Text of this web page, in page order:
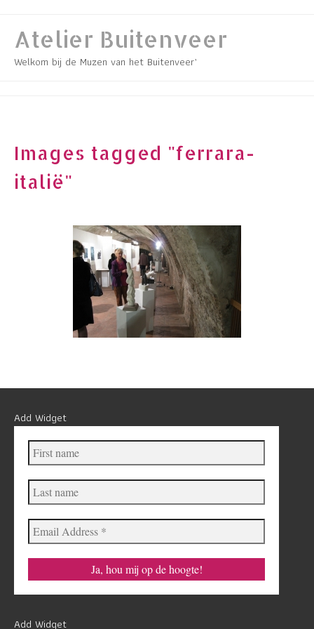
contentAtelier Buitenveer
Welkom bij de Muzen van het Buitenveer’
Images tagged "ferrara-
italië"
Add Widget
First
name
Last
name
Email
Address
*
Add Widget